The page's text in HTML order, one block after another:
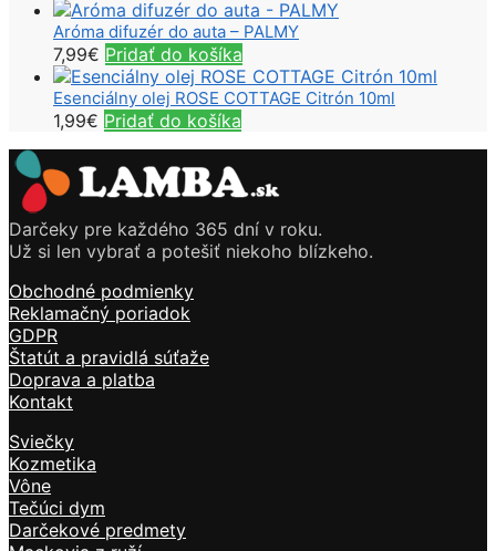
Aróma difuzér do auta – PALMY
7,99€ Pridať do košíka
Esenciálny olej ROSE COTTAGE Citrón 10ml
1,99€ Pridať do košíka
Darčeky pre každého 365 dní v roku.
Už si len vybrať a potešiť niekoho blízkeho.
Obchodné podmienky
Reklamačný poriadok
GDPR
Štatút a pravidlá súťaže
Doprava a platba
Kontakt
Sviečky
Kozmetika
Vône
Tečúci dym
Darčekové predmety